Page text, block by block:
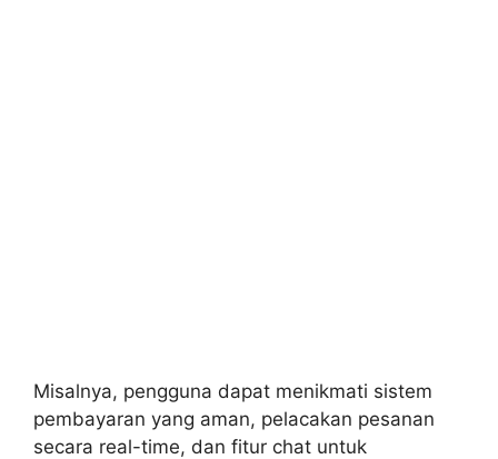
Misalnya, pengguna dapat menikmati sistem
pembayaran yang aman, pelacakan pesanan
secara real-time, dan fitur chat untuk